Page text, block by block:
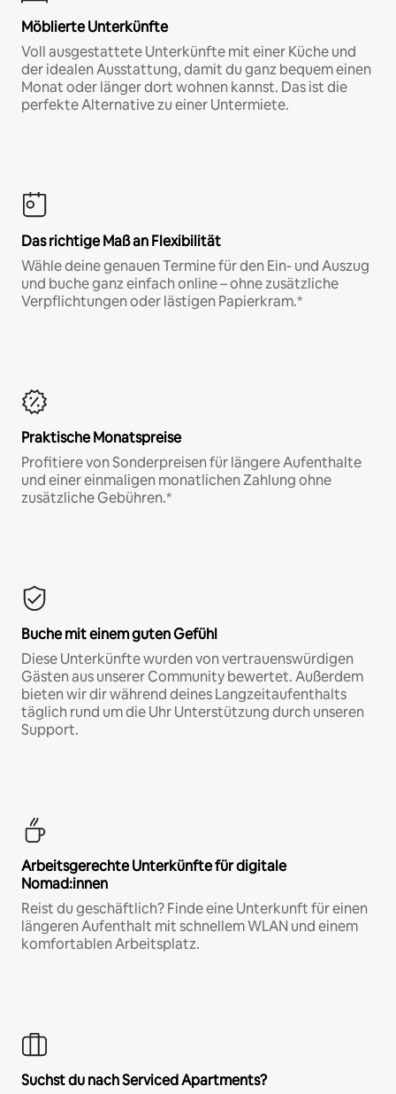
Möblierte Unterkünfte
Voll ausgestattete Unterkünfte mit einer Küche und
der idealen Ausstattung, damit du ganz bequem einen
Monat oder länger dort wohnen kannst. Das ist die
perfekte Alternative zu einer Untermiete.
Das richtige Maß an Flexibilität
Wähle deine genauen Termine für den Ein- und Auszug
und buche ganz einfach online – ohne zusätzliche
Verpflichtungen oder lästigen Papierkram.*
Praktische Monatspreise
Profitiere von Sonderpreisen für längere Aufenthalte
und einer einmaligen monatlichen Zahlung ohne
zusätzliche Gebühren.*
Buche mit einem guten Gefühl
Diese Unterkünfte wurden von vertrauenswürdigen
Gästen aus unserer Community bewertet. Außerdem
bieten wir dir während deines Langzeitaufenthalts
täglich rund um die Uhr Unterstützung durch unseren
Support.
Arbeitsgerechte Unterkünfte für digitale
Nomad:innen
Reist du geschäftlich? Finde eine Unterkunft für einen
längeren Aufenthalt mit schnellem WLAN und einem
komfortablen Arbeitsplatz.
Suchst du nach Serviced Apartments?